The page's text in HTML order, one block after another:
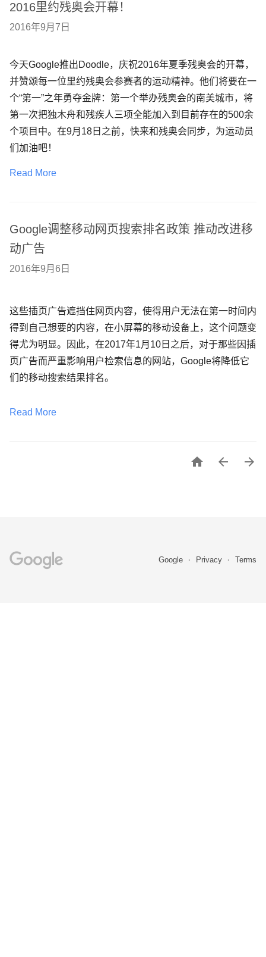
2016里约残奥会开幕！
2016年9月7日
今天Google推出Doodle，庆祝2016年夏季残奥会的开幕，
并赞颂每一位里约残奥会参赛者的运动精神。他们将要在一
个“第一”之年勇夺金牌：第一个举办残奥会的南美城市，将
第一次把独木舟和残疾人三项全能加入到目前存在的500余
个项目中。在9月18日之前，快来和残奥会同步，为运动员
们加油吧！
Read More
Google调整移动网页搜索排名政策 推动改进移
动广告
2016年9月6日
这些插页广告遮挡住网页内容，使得用户无法在第一时间内
得到自己想要的内容，在小屏幕的移动设备上，这个问题变
得尤为明显。因此，在2017年1月10日之后，对于那些因插
页广告而严重影响用户检索信息的网站，Google将降低它
们的移动搜索结果排名。
Read More
  
Google Privacy Terms